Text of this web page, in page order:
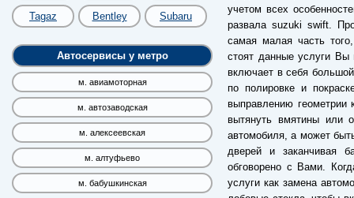
Tagaz Bentley Subaru
Автосервисы у метро
м. авиамоторная
м. автозаводская
м. алексеевская
м. алтуфьево
м. бабушкинская
учетом всех
развала suzuki swift.
самая малая часть
стоят данные услуги Вы
включает в себя
по полировке и
выправлению геометрии
вытянуть вмятины или
автомобиля, а может
дверей и заканчивая
обговорено с Вами.
услуги как замена